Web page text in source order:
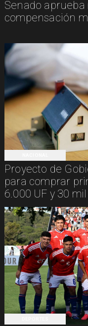
Senado
compensación
Proyecto de
para comprar
6.000 UF y 30